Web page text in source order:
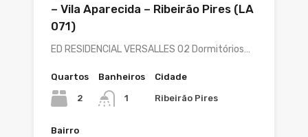
– Vila Aparecida – Ribeirão Pires (LA
071)
ED RESIDENCIAL VERSALLES 02 Dormitórios…
Quartos
2
Banheiros
1
Cidade
Ribeirão Pires
Bairro